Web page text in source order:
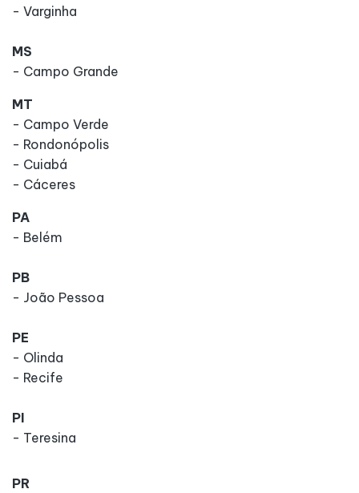
- Varginha
MS
- Campo Grande
MT
- Campo Verde
- Rondonópolis
- Cuiabá
- Cáceres
PA
- Belém
PB
- João Pessoa
PE
- Olinda
- Recife
PI
- Teresina
PR